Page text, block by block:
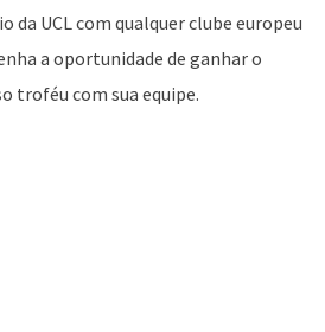
da UCL com qualquer clube europeu
a oportunidade de ganhar o
troféu com sua equipe.